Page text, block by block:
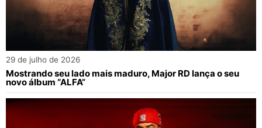
29 de julho de 2026
Mostrando seu lado mais maduro, Major RD lança o seu
novo álbum “ALFA”